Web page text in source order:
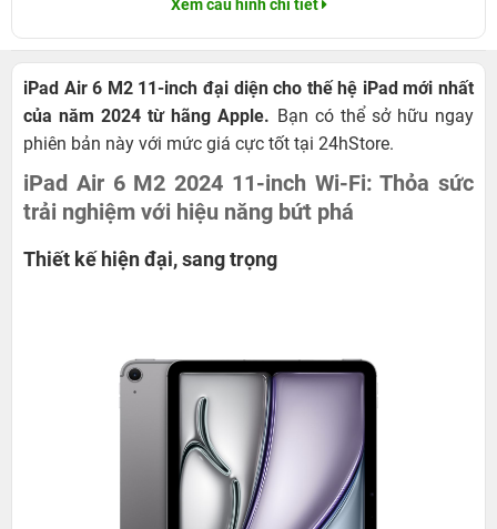
Xem cấu hình chi tiết
iPad Air 6 M2 11-inch đại diện cho thế hệ iPad mới nhất
của năm 2024 từ hãng Apple. Bạn có thể sở hữu ngay
phiên bản này với mức giá cực tốt tại 24hStore.
iPad Air 6 M2 2024 11-inch Wi-Fi: Thỏa sức
trải nghiệm với hiệu năng bứt phá
Thiết kế hiện đại, sang trọng